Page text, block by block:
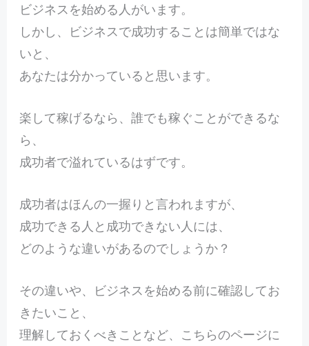
ビジネスを始める人がいます。
しかし、ビジネスで成功することは簡単ではな
いと、
あなたは分かっていると思います。
楽して稼げるなら、誰でも稼ぐことができるな
ら、
成功者で溢れているはずです。
成功者はほんの一握りと言われますが、
成功できる人と成功できない人には、
どのような違いがあるのでしょうか？
その違いや、ビジネスを始める前に確認してお
きたいこと、
理解しておくべきことなど、こちらのページに